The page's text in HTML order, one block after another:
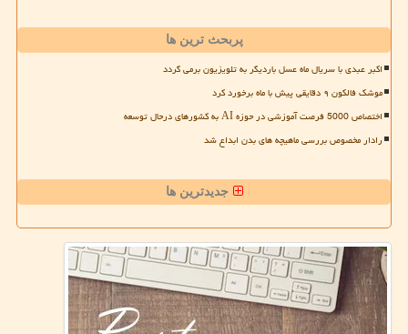
پربحث ترین ها
اکبر عبدی با سریال ماه عسل باردیگر به تلویزیون برمی گردد
موشک فالکون ۹ دقایقی پیش با ماه برخورد کرد
اختصاص 5000 فرصت آموزشی در حوزه AI به کشورهای درحال توسعه
رادار مخصوص بررسی ماهیچه های بدن ابداع شد
جدیدترین ها